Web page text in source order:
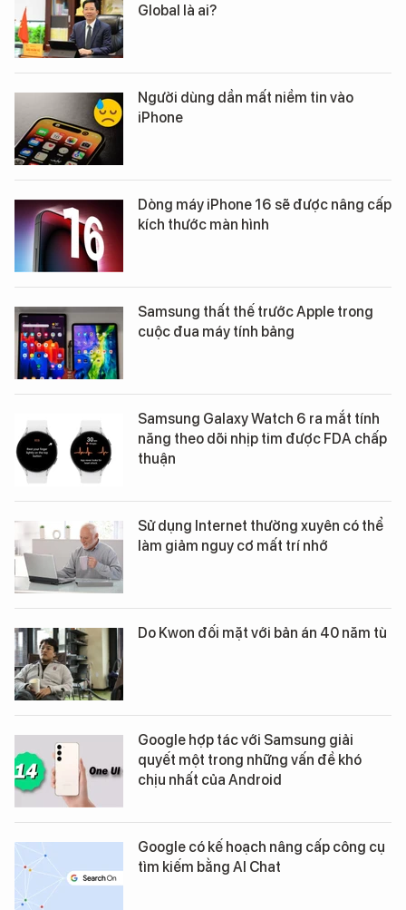
Global là ai?
Người dùng dần mất niềm tin vào
iPhone
Dòng máy iPhone 16 sẽ được nâng cấp
kích thước màn hình
Samsung thất thế trước Apple trong
cuộc đua máy tính bảng
Samsung Galaxy Watch 6 ra mắt tính
năng theo dõi nhịp tim được FDA chấp
thuận
Sử dụng Internet thường xuyên có thể
làm giảm nguy cơ mất trí nhớ
Do Kwon đối mặt với bản án 40 năm tù
Google hợp tác với Samsung giải
quyết một trong những vấn đề khó
chịu nhất của Android
Google có kế hoạch nâng cấp công cụ
tìm kiếm bằng AI Chat